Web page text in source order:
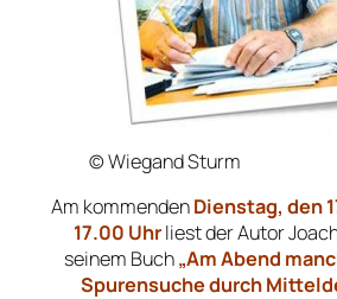
© Wiegand Sturm
Am kommendenDienstag, den
17.00 Uhrliest der Autor
seinem Buch„Am Abend
Spurensuche durch